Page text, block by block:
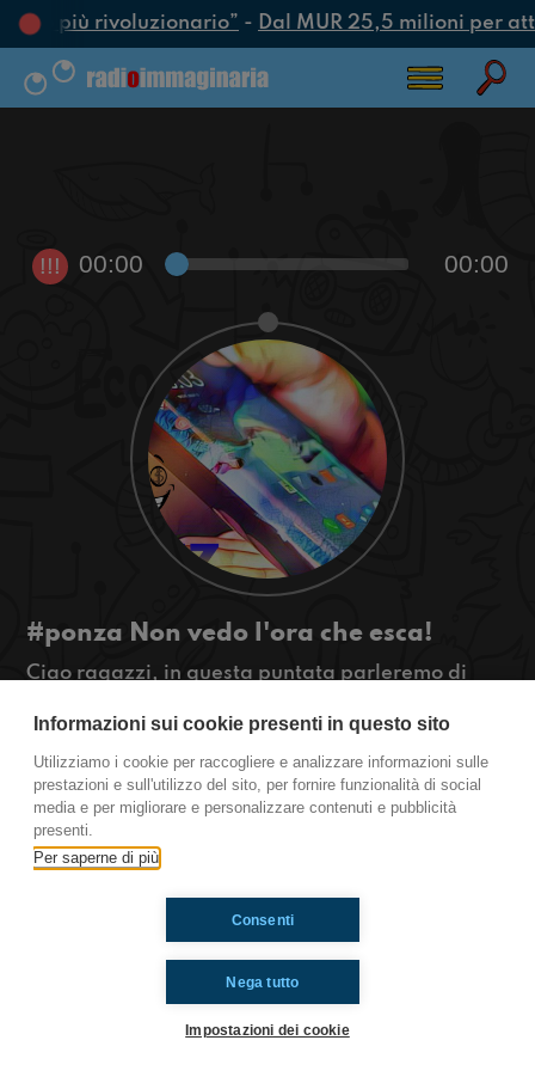
più rivoluzionario”- Dal MUR 25,5 milioni per
!!! 00:00 00:00
#ponza Non vedo l'ora che esca!
Ciao ragazzi, in questa puntata parleremo di
#OkkinSu www.radioimmaginaria.it
Ponza
Ti è piaciuto? Condividilo!
Informazioni sui cookie presenti in questo sito
Utilizziamo i cookie per raccogliere e analizzare informazioni sulle
prestazioni e sull'utilizzo del sito, per fornire funzionalità di social
media e per migliorare e personalizzare contenuti e pubblicità
presenti.
Per saperne di più
Nega tutto
Consenti
Impostazioni dei cookie